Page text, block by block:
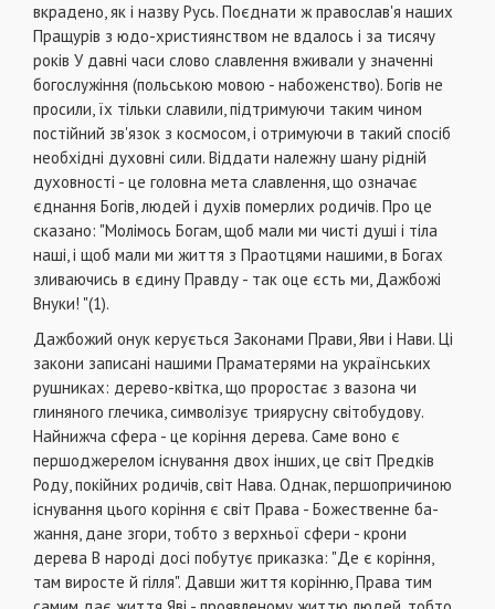
вкрадено, як і наз­ву Русь. Поєднати ж православ'я наших
Пращу­рів з юдо-християнством не вдалось і за тисячу
років У давні часи слово славлення вживали у значенні
богослужіння (польською мовою - набоженство). Богів не
просили, їх тільки славили, під­тримуючи таким чином
постійний зв'язок з космо­сом, і отримуючи в такий спосіб
необхідні духовні сили. Віддати належну шану рідній
духовності - це головна мета славлення, що означає
єднання Бо­гів, людей і духів померлих родичів. Про це
сказа­но: "Молімось Богам, щоб мали ми чисті душі і тіла
наші, і щоб мали ми життя з Праотцями наши­ми, в Богах
зливаючись в єдину Правду - так оце єсть ми, Дажбожі
Внуки! "(1).
Дажбожий онук керується Законами Прави, Яви і Нави. Ці
закони записані нашими Праматерями на українських
рушниках: дерево-квітка, що про­ростає з вазона чи
глиняного глечика, символізує триярусну світобудову.
Найнижча сфера - це ко­ріння дерева. Саме воно є
першоджерелом існу­вання двох інших, це світ Предків
Роду, покійних родичів, світ Нава. Однак, першопричиною
існу­вання цього коріння є світ Права - Божественне ба­
жання, дане згори, тобто з верхньої сфери - крони
дерева В народі досі побутує приказка: "Де є ко­ріння,
там виросте й гілля". Давши життя корінню, Права тим